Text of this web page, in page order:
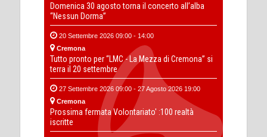
Domenica 30 agosto torna il concerto all’alba
“Nessun Dorma”
20 Settembre 2026 09:00 - 14:00
Cremona
Tutto pronto per “LMC - La Mezza di Cremona” si
terra il 20 settembre
27 Settembre 2026 09:00 - 27 Agosto 2026 19:00
Cremona
Prossima fermata Volontariato' :100 realtà
iscritte